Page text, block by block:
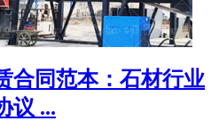
合同范本：石材行业
议 ...